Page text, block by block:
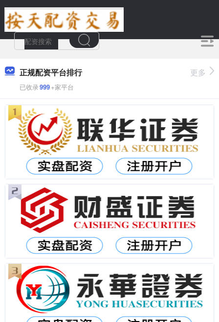
正规配资平台排行
已收录999+家平台
更多